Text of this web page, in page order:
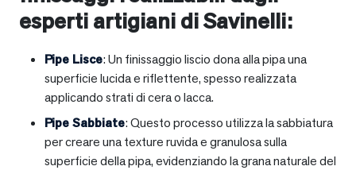
esperti artigiani di Savinelli:
Pipe Lisce: Un finissaggio liscio dona alla pipa una
superficie lucida e riflettente, spesso realizzata
applicando strati di cera o lacca.
Pipe Sabbiate: Questo processo utilizza la sabbiatura
per creare una texture ruvida e granulosa sulla
superficie della pipa, evidenziando la grana naturale del